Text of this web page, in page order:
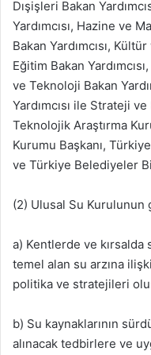
Dışişleri Bakan
Yardımcısı, Hazine ve
Bakan Yardımcısı,
Eğitim Bakan
ve Teknoloji Bakan
Yardımcısı ile Strateji
Teknolojik Araştırma
Kurumu Başkanı,
ve Türkiye Belediyeler
(2) Ulusal Su Kurulunun
a) Kentlerde ve
temel alan su arzına
politika ve stratejileri
b) Su kaynaklarının
alınacak tedbirlere ve